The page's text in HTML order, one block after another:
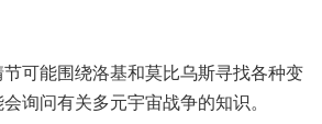
节可能围绕洛基和莫比乌斯寻找各种变
询问有关多元宇宙战争的知识。